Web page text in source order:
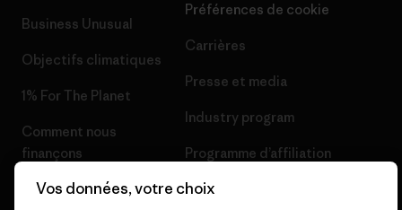
Business Unusual
Objectifs climatiques
1% For The Planet
Comment nous
finançons
Cartes cadeaux
Préférences de cookie
Carrières
Presse et media
Industry program
Programme d’affiliation
Patagonia Belgique Plan du
Vos données, votre choix